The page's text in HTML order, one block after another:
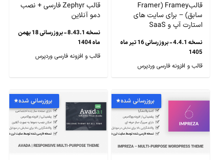
قالبFramey (Framer
سابق) – برای سایت های
استارت آپ و SaaS
نسخه 4.4.1 - بروزرسانی 16 تیر ماه
1405
قالب و افزونه فارسی وردپرس
قالب Zephyr فارسی + نصب
دمو آنلاین
نسخه 8.43.1 - بروزرسانی 18 بهمن
ماه 1404
قالب و افزونه فارسی وردپرس
بروزرسانی شده بروزرسانی شده